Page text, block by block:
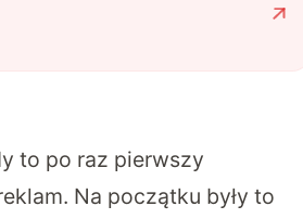
to po raz pierwszy
Na początku były to